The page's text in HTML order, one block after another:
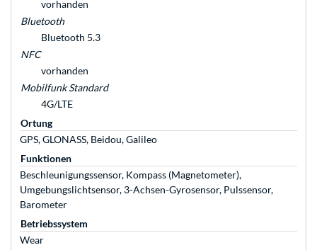
vorhanden
Bluetooth
Bluetooth 5.3
NFC
vorhanden
Mobilfunk Standard
4G/LTE
Ortung
GPS, GLONASS, Beidou, Galileo
Funktionen
Beschleunigungssensor, Kompass (Magnetometer),
Umgebungslichtsensor, 3-Achsen-Gyrosensor, Pulssensor,
Barometer
Betriebssystem
Wear